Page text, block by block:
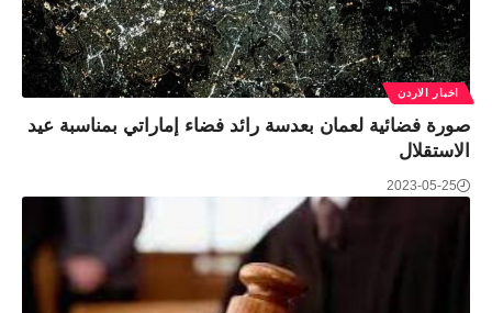
اخبار الاردن
صورة فضائية لعمان بعدسة رائد فضاء إماراتي بمناسبة عيد
الاستقلال
2023-05-25